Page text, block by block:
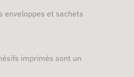
enveloppes et sachets
imprimés sont un